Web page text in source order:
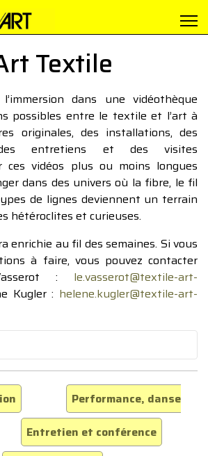
Textile
dans une vidéothèque
possibles entre le textile et l’art à
originales, des installations, des
des entretiens et des visites
ces vidéos plus ou moins longues
dans des univers où la fibre, le fil
de lignes deviennent un terrain
hétéroclites et curieuses.
enrichie au fil des semaines. Si vous
à faire, vous pouvez contacter
: le.vasserot@textile-art-
Kugler : helene.kugler@textile-art-
Performance, danse
Entretien et conférence